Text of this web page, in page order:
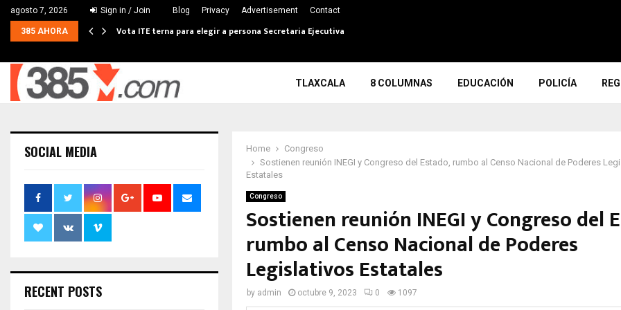
agosto 7, 2026 Sign in / Join Blog Privacy Advertisement Contact
385 AHORA Vota ITE terna para elegir a persona Secretaria Ejecutiva
TLAXCALA 8 COLUMNAS EDUCACIÓN POLICÍA
Home
Congreso
Sostienen reunión INEGI y Congreso del Estado, rumbo al Censo Nacional de Poderes
Estatales
Congreso
Sostienen reunión INEGI y Congreso del
rumbo al Censo Nacional de Poderes
Legislativos Estatales
by admin octubre 9, 2023 0 1097
SOCIAL MEDIA
RECENT POSTS